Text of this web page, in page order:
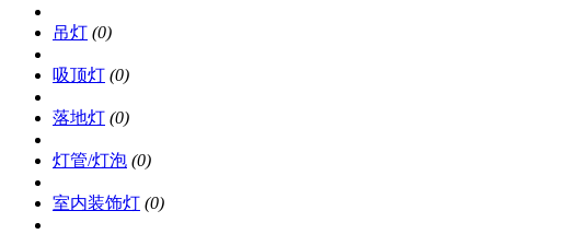
吊灯 (0)
吸顶灯 (0)
落地灯 (0)
灯管/灯泡 (0)
室内装饰灯 (0)